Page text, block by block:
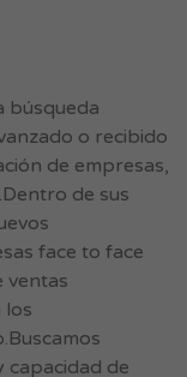
búsqueda
o recibido
de empresas,
de sus
face to face
ventas
los
capacidad de